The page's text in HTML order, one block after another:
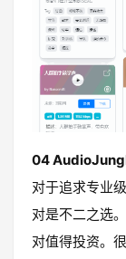
04
对于追求专业
对是不二之选
对值得投资。